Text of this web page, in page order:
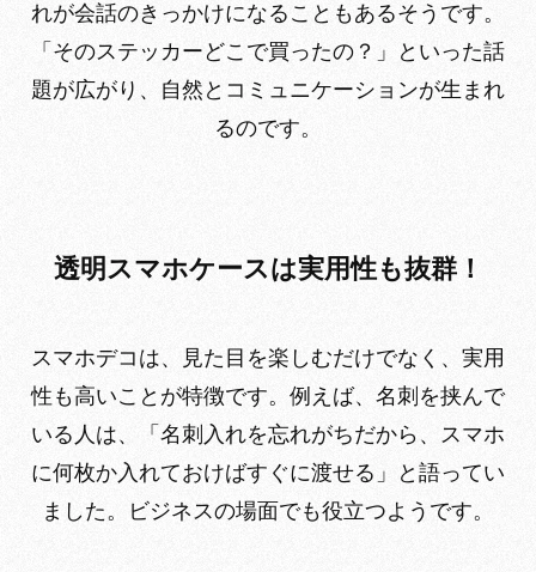
れが会話のきっかけになることもあるそうです。
「そのステッカーどこで買ったの？」といった話
題が広がり、自然とコミュニケーションが生まれ
るのです。
透明スマホケースは実用性も抜群！
スマホデコは、見た目を楽しむだけでなく、実用
性も高いことが特徴です。例えば、名刺を挟んで
いる人は、「名刺入れを忘れがちだから、スマホ
に何枚か入れておけばすぐに渡せる」と語ってい
ました。ビジネスの場面でも役立つようです。